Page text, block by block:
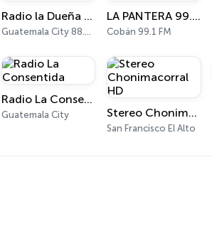
Radio la Dueña 88.3 FM
Guatemala City 88.3 FM
LA PANTERA 99.1 FM
Cobán 99.1 FM
Radio La Consentida
Guatemala City Stereo Chonimacorral HD
San Francisco El Alto